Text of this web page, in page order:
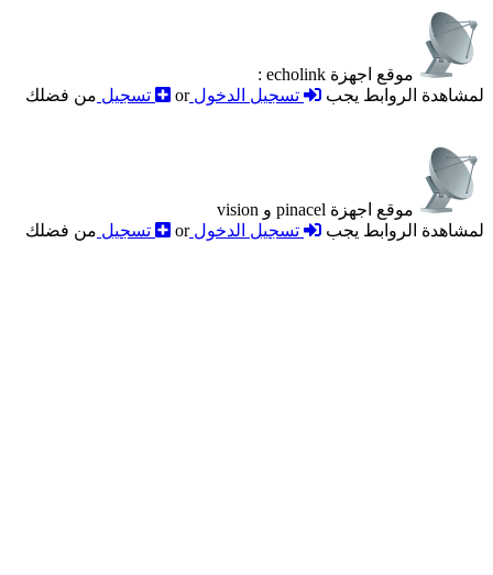
موقع اجهزة echolink :
لمشاهدة الروابط يجب
تسجيل الدخولor تسجيل من فضلك
موقع اجهزة pinacel و vision
لمشاهدة الروابط يجب
تسجيل الدخولor تسجيل من فضلك